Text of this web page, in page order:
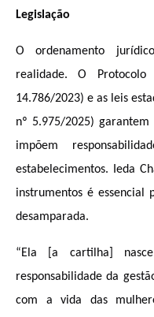
Legislação
O ordenamento
realidade. O
14.786/2023) e as leis
nº 5.975/2025)
impõem
estabelecimentos. Ieda
instrumentos é essencial
desamparada.
“Ela [a cartilha]
responsabilidade da
com a vida das